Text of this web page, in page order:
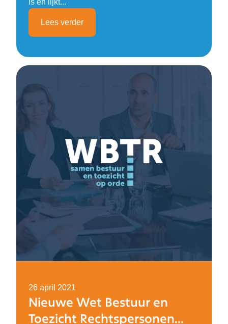
Lees verder
26 april 2021
Nieuwe Wet Bestuur en
Toezicht Rechtspersonen